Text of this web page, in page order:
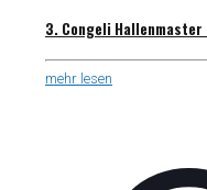
3. Congeli
mehr lesen